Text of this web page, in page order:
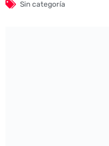
Sin categoría